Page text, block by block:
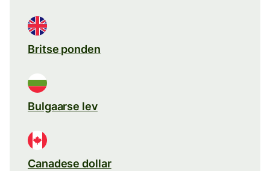
Britse ponden
Bulgaarse lev
Canadese dollar